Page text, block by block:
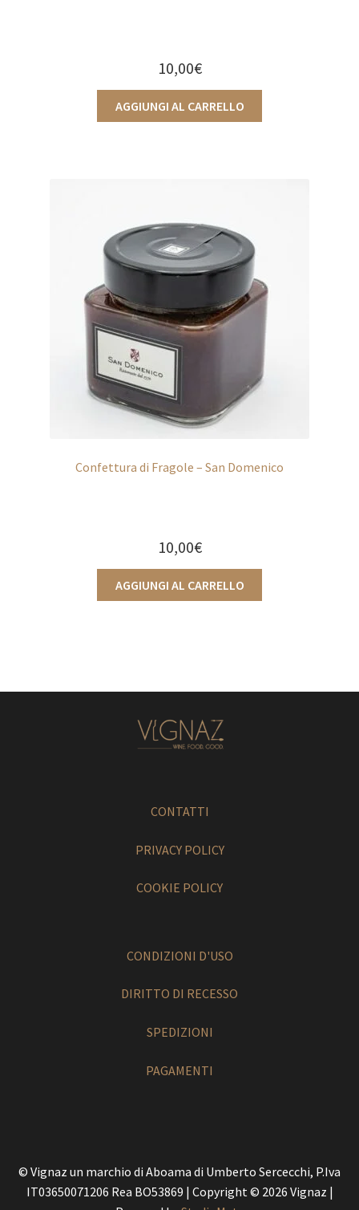
10,00€
AGGIUNGI AL CARRELLO
Confettura di Fragole – San Domenico
10,00€
AGGIUNGI AL CARRELLO
CONTATTI
PRIVACY POLICY
COOKIE POLICY
CONDIZIONI D'USO
DIRITTO DI RECESSO
SPEDIZIONI
PAGAMENTI
© Vignaz un marchio di Aboama di Umberto Sercecchi, P.Iva
IT03650071206 Rea BO53869 | Copyright © 2026 Vignaz |